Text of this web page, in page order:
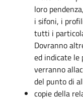
loro
i sifoni, i
tutti i
Dovranno
ed indicate le
verranno
del punto di
copie della